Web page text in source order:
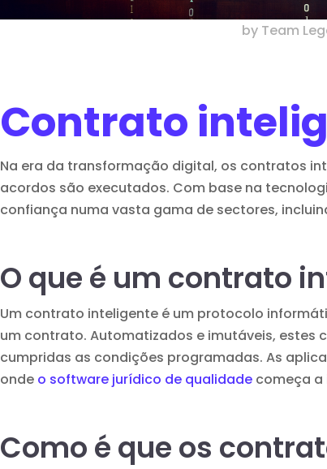
by Team
Contrato
Na era da transformação digital, os contratos
acordos são executados. Com base na
confiança numa vasta gama de sectores,
O que é um contrato
Um contrato inteligente é um protocolo
um contrato. Automatizados e imutáveis, estes
cumpridas as condições programadas. As
onde o software jurídico de qualidade começa
Como é que os